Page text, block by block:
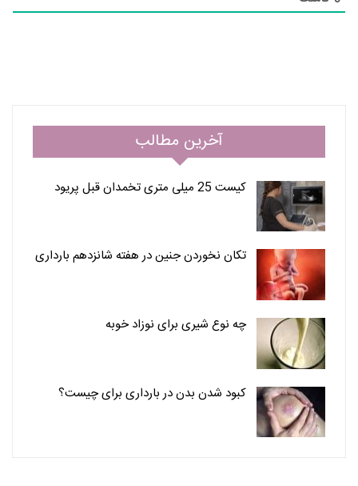
آخرین مطالب
کیست 25 میلی متری تخمدان قبل پریود
تکان نخوردن جنین در هفته شانزدهم بارداری
چه نوع شیری برای نوزاد خوبه
کبود شدن بدن در بارداری برای چیست؟